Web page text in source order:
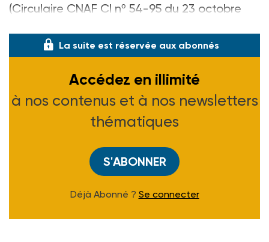
(Circulaire CNAF CI nº 54-95 du 23 octobre
La suite est réservée aux abonnés
Accédez en illimité
à nos contenus et à nos newsletters
thématiques
S'ABONNER
Déjà Abonné ? Se connecter